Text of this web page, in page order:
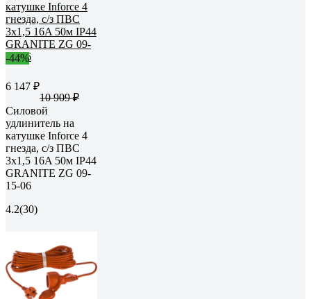
-44%
6 147 ₽
10 909 ₽
Силовой
удлинитель на
катушке Inforce 4
гнезда, с/з ПВС
3х1,5 16A 50м IP44
GRANITE ZG 09-
15-06
4.2(30)